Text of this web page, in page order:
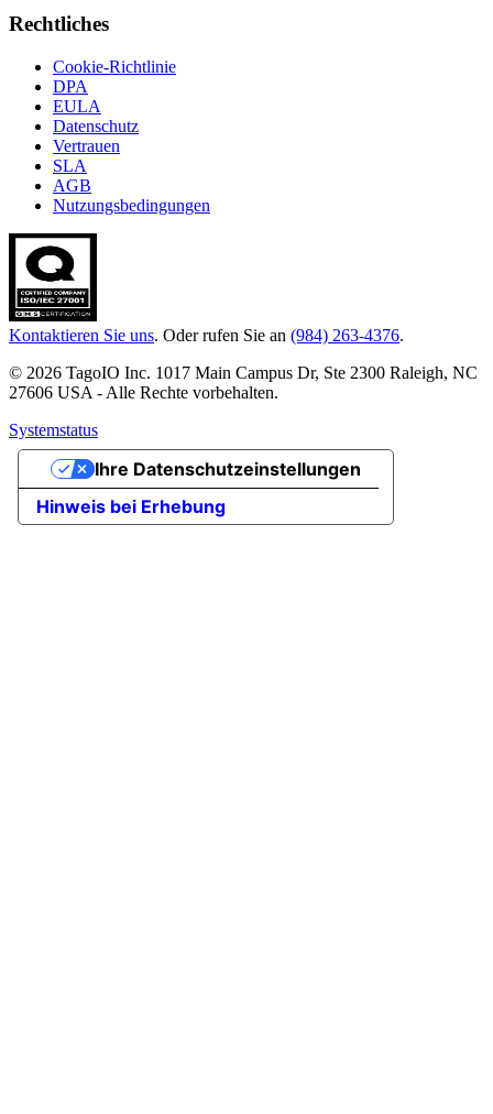
Rechtliches
Cookie-Richtlinie
DPA
EULA
Datenschutz
Vertrauen
SLA
AGB
Nutzungsbedingungen
Kontaktieren Sie uns. Oder rufen Sie an (984) 263-4376.
© 2026 TagoIO Inc. 1017 Main Campus Dr, Ste 2300 Raleigh, NC
27606 USA - Alle Rechte vorbehalten.
Systemstatus
Hinweis bei Erhebung
Ihre Datenschutzeinstellungen